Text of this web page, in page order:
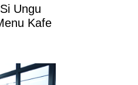
Ungu
Kafe